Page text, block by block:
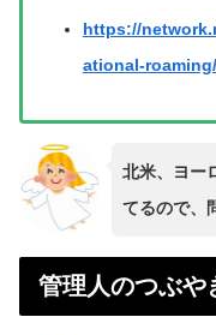
https://
ational-
北米、ヨー
てるので、
管理人のつぶや